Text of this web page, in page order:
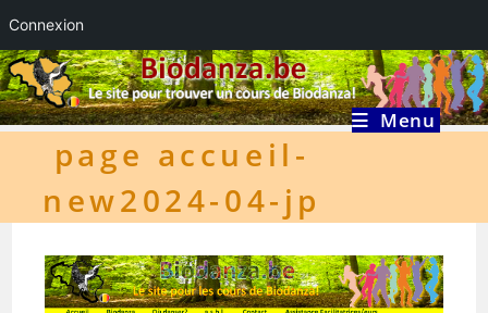
Connexion
Skip
to
content
Menu
page accueil-
new2024-04-jp